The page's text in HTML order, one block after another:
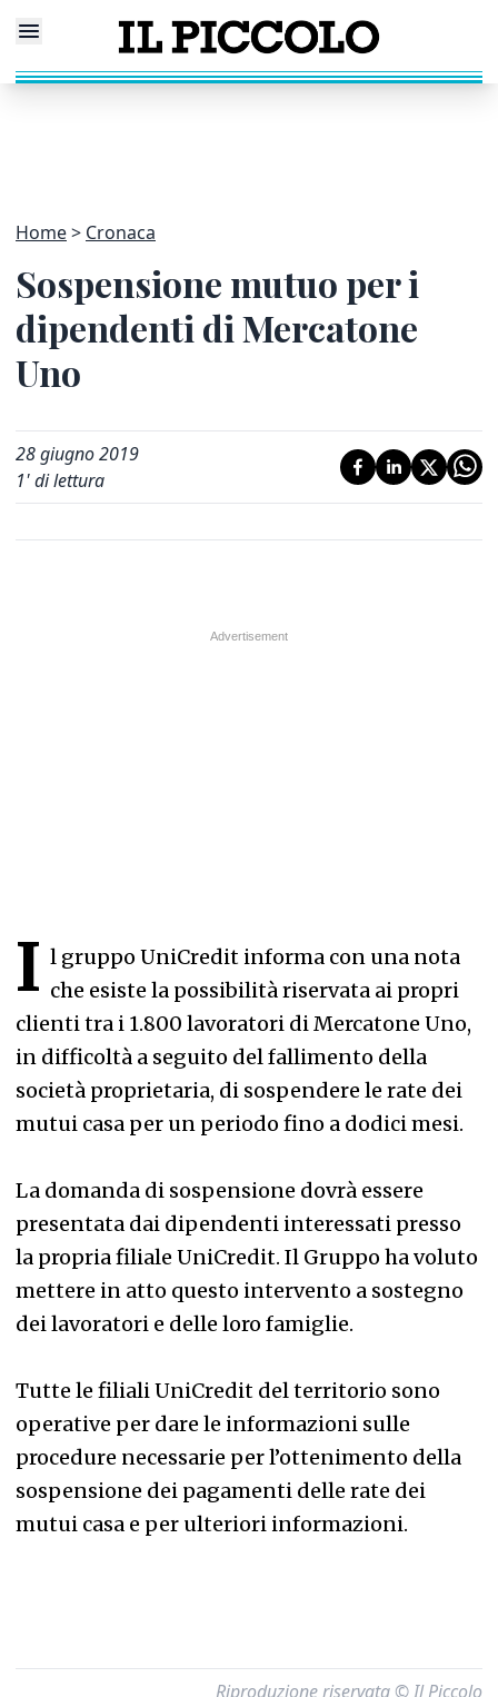
Home Cronaca
Sospensione mutuo per i
dipendenti di Mercatone
Uno
28 giugno 2019
1' di lettura
I l gruppo UniCredit informa con una nota
che esiste la possibilità riservata ai propri
clienti tra i 1.800 lavoratori di Mercatone Uno,
in difficoltà a seguito del fallimento della
società proprietaria, di sospendere le rate dei
mutui casa per un periodo fino a dodici mesi.
La domanda di sospensione dovrà essere
presentata dai dipendenti interessati presso
la propria filiale UniCredit. Il Gruppo ha voluto
mettere in atto questo intervento a sostegno
dei lavoratori e delle loro famiglie.
Tutte le filiali UniCredit del territorio sono
operative per dare le informazioni sulle
procedure necessarie per l’ottenimento della
sospensione dei pagamenti delle rate dei
mutui casa e per ulteriori informazioni.
Riproduzione riservata © Il Piccolo